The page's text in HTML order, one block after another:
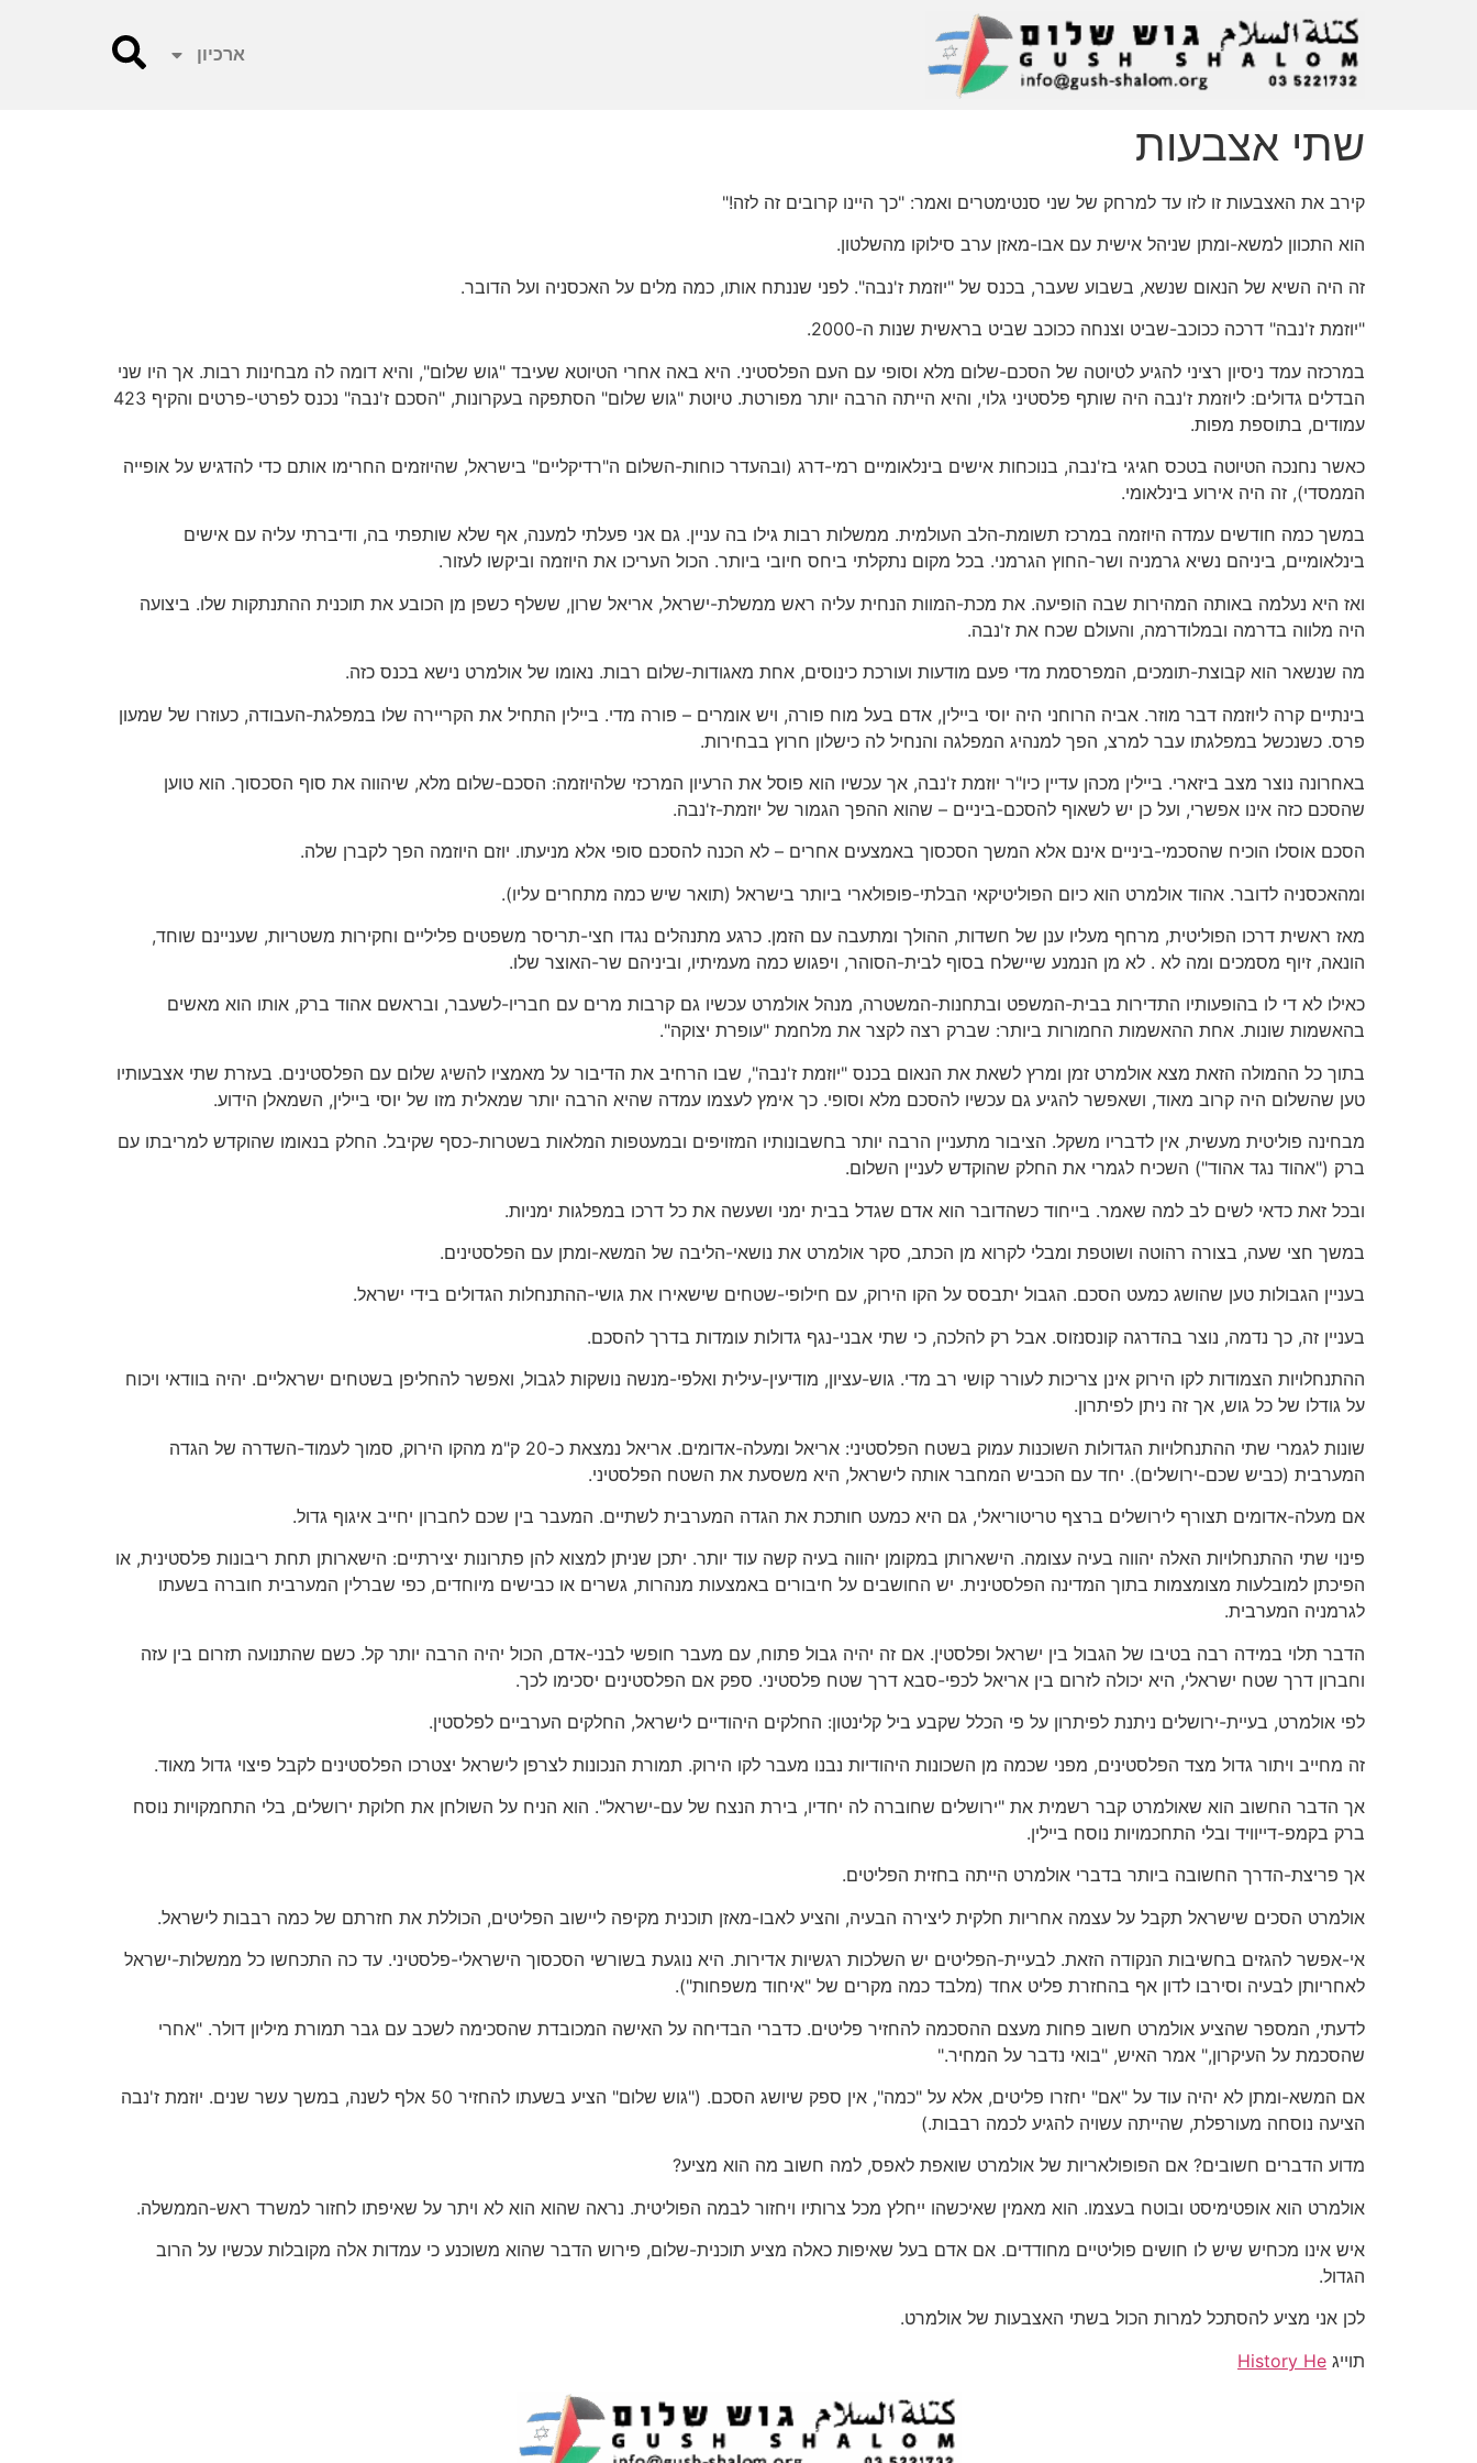
ארכיון
שתי אצבעות
קירב את האצבעות זו לזו עד למרחק של שני סנטימטרים ואמר: "כך היינו קרובים זה לזה!"
הוא התכוון למשא-ומתן שניהל אישית עם אבו-מאזן ערב סילוקו מהשלטון.
זה היה השיא של הנאום שנשא, בשבוע שעבר, בכנס של "יוזמת ז'נבה". לפני שננתח אותו, כמה מלים על האכסניה ועל הדובר.
"יוזמת ז'נבה" דרכה ככוכב-שביט וצנחה ככוכב שביט בראשית שנות ה-2000.
במרכזה עמד ניסיון רציני להגיע לטיוטה של הסכם-שלום מלא וסופי עם העם הפלסטיני. היא באה אחרי הטיוטא שעיבד "גוש שלום", והיא דומה לה מבחינות רבות. אך היו שני
הבדלים גדולים: ליוזמת ז'נבה היה שותף פלסטיני גלוי, והיא הייתה הרבה יותר מפורטת. טיוטת "גוש שלום" הסתפקה בעקרונות, "הסכם ז'נבה" נכנס לפרטי-פרטים והקיף 423
עמודים, בתוספת מפות.
כאשר נחנכה הטיוטה בטכס חגיגי בז'נבה, בנוכחות אישים בינלאומיים רמי-דרג (ובהעדר כוחות-השלום ה"רדיקליים" בישראל, שהיוזמים החרימו אותם כדי להדגיש על אופייה
הממסדי), זה היה אירוע בינלאומי.
במשך כמה חודשים עמדה היוזמה במרכז תשומת-הלב העולמית. ממשלות רבות גילו בה עניין. גם אני פעלתי למענה, אף שלא שותפתי בה, ודיברתי עליה עם אישים
בינלאומיים, ביניהם נשיא גרמניה ושר-החוץ הגרמני. בכל מקום נתקלתי ביחס חיובי ביותר. הכול העריכו את היוזמה וביקשו לעזור.
ואז היא נעלמה באותה המהירות שבה הופיעה. את מכת-המוות הנחית עליה ראש ממשלת-ישראל, אריאל שרון, ששלף כשפן מן הכובע את תוכנית ההתנתקות שלו. ביצועה
היה מלווה בדרמה ובמלודרמה, והעולם שכח את ז'נבה.
מה שנשאר הוא קבוצת-תומכים, המפרסמת מדי פעם מודעות ועורכת כינוסים, אחת מאגודות-שלום רבות. נאומו של אולמרט נישא בכנס כזה.
בינתיים קרה ליוזמה דבר מוזר. אביה הרוחני היה יוסי ביילין, אדם בעל מוח פורה, ויש אומרים – פורה מדי. ביילין התחיל את הקריירה שלו במפלגת-העבודה, כעוזרו של שמעון
פרס. כשנכשל במפלגתו עבר למרצ, הפך למנהיג המפלגה והנחיל לה כישלון חרוץ בבחירות.
באחרונה נוצר מצב ביזארי. ביילין מכהן עדיין כיו"ר יוזמת ז'נבה, אך עכשיו הוא פוסל את הרעיון המרכזי שלהיוזמה: הסכם-שלום מלא, שיהווה את סוף הסכסוך. הוא טוען
שהסכם כזה אינו אפשרי, ועל כן יש לשאוף להסכם-ביניים – שהוא ההפך הגמור של יוזמת-ז'נבה.
הסכם אוסלו הוכיח שהסכמי-ביניים אינם אלא המשך הסכסוך באמצעים אחרים – לא הכנה להסכם סופי אלא מניעתו. יוזם היוזמה הפך לקברן שלה.
ומהאכסניה לדובר. אהוד אולמרט הוא כיום הפוליטיקאי הבלתי-פופולארי ביותר בישראל (תואר שיש כמה מתחרים עליו).
מאז ראשית דרכו הפוליטית, מרחף מעליו ענן של חשדות, ההולך ומתעבה עם הזמן. כרגע מתנהלים נגדו חצי-תריסר משפטים פליליים וחקירות משטריות, שעניינם שוחד,
הונאה, זיוף מסמכים ומה לא . לא מן הנמנע שיישלח בסוף לבית-הסוהר, ויפגוש כמה מעמיתיו, וביניהם שר-האוצר שלו.
כאילו לא די לו בהופעותיו התדירות בבית-המשפט ובתחנות-המשטרה, מנהל אולמרט עכשיו גם קרבות מרים עם חבריו-לשעבר, ובראשם אהוד ברק, אותו הוא מאשים
בהאשמות שונות. אחת ההאשמות החמורות ביותר: שברק רצה לקצר את מלחמת "עופרת יצוקה".
בתוך כל ההמולה הזאת מצא אולמרט זמן ומרץ לשאת את הנאום בכנס "יוזמת ז'נבה", שבו הרחיב את הדיבור על מאמציו להשיג שלום עם הפלסטינים. בעזרת שתי אצבעותיו
טען שהשלום היה קרוב מאוד, ושאפשר להגיע גם עכשיו להסכם מלא וסופי. כך אימץ לעצמו עמדה שהיא הרבה יותר שמאלית מזו של יוסי ביילין, השמאלן הידוע.
מבחינה פוליטית מעשית, אין לדבריו משקל. הציבור מתעניין הרבה יותר בחשבונותיו המזויפים ובמעטפות המלאות בשטרות-כסף שקיבל. החלק בנאומו שהוקדש למריבתו עם
ברק ("אהוד נגד אהוד") השכיח לגמרי את החלק שהוקדש לעניין השלום.
ובכל זאת כדאי לשים לב למה שאמר. בייחוד כשהדובר הוא אדם שגדל בבית ימני ושעשה את כל דרכו במפלגות ימניות.
במשך חצי שעה, בצורה רהוטה ושוטפת ומבלי לקרוא מן הכתב, סקר אולמרט את נושאי-הליבה של המשא-ומתן עם הפלסטינים.
בעניין הגבולות טען שהושג כמעט הסכם. הגבול יתבסס על הקו הירוק, עם חילופי-שטחים שישאירו את גושי-ההתנחלות הגדולים בידי ישראל.
בעניין זה, כך נדמה, נוצר בהדרגה קונסנזוס. אבל רק להלכה, כי שתי אבני-נגף גדולות עומדות בדרך להסכם.
ההתנחלויות הצמודות לקו הירוק אינן צריכות לעורר קושי רב מדי. גוש-עציון, מודיעין-עילית ואלפי-מנשה נושקות לגבול, ואפשר להחליפן בשטחים ישראליים. יהיה בוודאי ויכוח
על גודלו של כל גוש, אך זה ניתן לפיתרון.
שונות לגמרי שתי ההתנחלויות הגדולות השוכנות עמוק בשטח הפלסטיני: אריאל ומעלה-אדומים. אריאל נמצאת כ-20 ק"מ מהקו הירוק, סמוך לעמוד-השדרה של הגדה
המערבית (כביש שכם-ירושלים). יחד עם הכביש המחבר אותה לישראל, היא משסעת את השטח הפלסטיני.
אם מעלה-אדומים תצורף לירושלים ברצף טריטוריאלי, גם היא כמעט חותכת את הגדה המערבית לשתיים. המעבר בין שכם לחברון יחייב איגוף גדול.
פינוי שתי ההתנחלויות האלה יהווה בעיה עצומה. הישארותן במקומן יהווה בעיה קשה עוד יותר. יתכן שניתן למצוא להן פתרונות יצירתיים: הישארותן תחת ריבונות פלסטינית, או
הפיכתן למובלעות מצומצמות בתוך המדינה הפלסטינית. יש החושבים על חיבורים באמצעות מנהרות, גשרים או כבישים מיוחדים, כפי שברלין המערבית חוברה בשעתו
לגרמניה המערבית.
הדבר תלוי במידה רבה בטיבו של הגבול בין ישראל ופלסטין. אם זה יהיה גבול פתוח, עם מעבר חופשי לבני-אדם, הכול יהיה הרבה יותר קל. כשם שהתנועה תזרום בין עזה
וחברון דרך שטח ישראלי, היא יכולה לזרום בין אריאל לכפי-סבא דרך שטח פלסטיני. ספק אם הפלסטינים יסכימו לכך.
לפי אולמרט, בעיית-ירושלים ניתנת לפיתרון על פי הכלל שקבע ביל קלינטון: החלקים היהודיים לישראל, החלקים הערביים לפלסטין.
זה מחייב ויתור גדול מצד הפלסטינים, מפני שכמה מן השכונות היהודיות נבנו מעבר לקו הירוק. תמורת הנכונות לצרפן לישראל יצטרכו הפלסטינים לקבל פיצוי גדול מאוד.
אך הדבר החשוב הוא שאולמרט קבר רשמית את "ירושלים שחוברה לה יחדיו, בירת הנצח של עם-ישראל". הוא הניח על השולחן את חלוקת ירושלים, בלי התחמקויות נוסח
ברק בקמפ-דייוויד ובלי התחכמויות נוסח ביילין.
אך פריצת-הדרך החשובה ביותר בדברי אולמרט הייתה בחזית הפליטים.
אולמרט הסכים שישראל תקבל על עצמה אחריות חלקית ליצירה הבעיה, והציע לאבו-מאזן תוכנית מקיפה ליישוב הפליטים, הכוללת את חזרתם של כמה רבבות לישראל.
אי-אפשר להגזים בחשיבות הנקודה הזאת. לבעיית-הפליטים יש השלכות רגשיות אדירות. היא נוגעת בשורשי הסכסוך הישראלי-פלסטיני. עד כה התכחשו כל ממשלות-ישראל
לאחריותן לבעיה וסירבו לדון אף בהחזרת פליט אחד (מלבד כמה מקרים של "איחוד משפחות").
לדעתי, המספר שהציע אולמרט חשוב פחות מעצם ההסכמה להחזיר פליטים. כדברי הבדיחה על האישה המכובדת שהסכימה לשכב עם גבר תמורת מיליון דולר. "אחרי
שהסכמת על העיקרון," אמר האיש, "בואי נדבר על המחיר."
אם המשא-ומתן לא יהיה עוד על "אם" יחזרו פליטים, אלא על "כמה", אין ספק שיושג הסכם. ("גוש שלום" הציע בשעתו להחזיר 50 אלף לשנה, במשך עשר שנים. יוזמת ז'נבה
הציעה נוסחה מעורפלת, שהייתה עשויה להגיע לכמה רבבות.)
מדוע הדברים חשובים? אם הפופולאריות של אולמרט שואפת לאפס, למה חשוב מה הוא מציע?
אולמרט הוא אופטימיסט ובוטח בעצמו. הוא מאמין שאיכשהו ייחלץ מכל צרותיו ויחזור לבמה הפוליטית. נראה שהוא הוא לא ויתר על שאיפתו לחזור למשרד ראש-הממשלה.
איש אינו מכחיש שיש לו חושים פוליטיים מחודדים. אם אדם בעל שאיפות כאלה מציע תוכנית-שלום, פירוש הדבר שהוא משוכנע כי עמדות אלה מקובלות עכשיו על הרוב
הגדול.
לכן אני מציע להסתכל למרות הכול בשתי האצבעות של אולמרט.
תוייג History He